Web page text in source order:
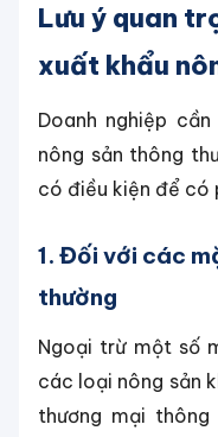
Lưu ý quan
xuất khẩu
Doanh nghiệp
nông sản thông
có điều kiện để có
1. Đối với các
thường
Ngoại trừ một số
các loại nông sản
thương mại thông